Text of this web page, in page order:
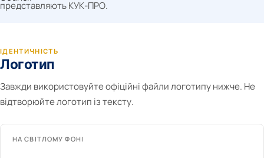
представляють КУК-ПРО.
ІДЕНТИЧНІСТЬ
Логотип
Завжди використовуйте офіційні файли логотипу нижче. Не
відтворюйте логотип із тексту.
НА СВІТЛОМУ ФОНІ